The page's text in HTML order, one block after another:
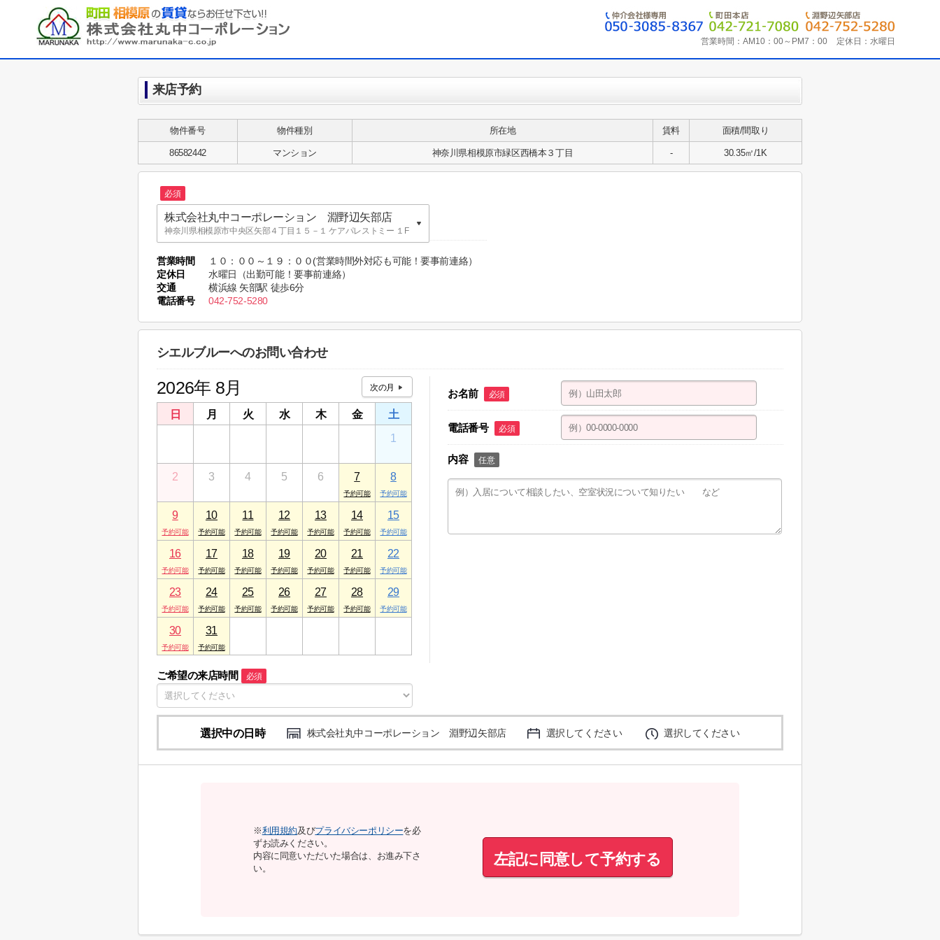
営業時間： AM10：00～PM7：00 定休日： 水曜日
来店予約
物件番号 物件種別 所在地 賃料 面積/間取り
86582442 マンション 神奈川県相模原市緑区西橋本３丁目 - 30.35㎡/1K
必須
株式会社丸中コーポレーション 淵野辺矢部店
神奈川県相模原市中央区矢部４丁目１５－１ ケアパレストミー １F
株式会社丸中コーポレーション 英語表記：
MARUNAKA CO.,LTD.
東京都町田市木曽東１丁目３５－８ MARUNAKA building
株式会社丸中コーポレーション 淵野辺矢部店
営業時間
１０：００～１９：００(営業時間外対応も可能！要事前連絡）
定休日
水曜日（出勤可能！要事前連絡）
交通
横浜線 矢部駅 徒歩6分
電話番号
042-752-5280
シエルブルーへのお問い合わせ
2026年 8月
日 月 火 水 木 金
土
1
2 3 4 5 6 7 8
9 10 11 12 13 14 15
16 17 18 19 20 21 22
23 24 25 26 27 28 29
30 31
ご希望の来店時間 必須
お名前 必須
電話番号 必須
内容 任意
選択中の日時 株式会社丸中コーポレーション 淵野辺矢部店 選択してください 選択してください
※利用規約及びプライバシーポリシーを必
ずお読みください。
内容に同意いただいた場合は、お進み下さ
い。
左記に同意して予約する